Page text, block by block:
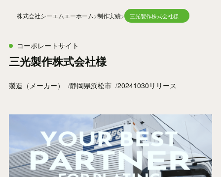
株式会社シーエムエーホーム 制作実績 三光製作株式会社様
コーポレートサイト
三光製作株式会社様
製造（メーカー） 静岡県浜松市 20241030リリース